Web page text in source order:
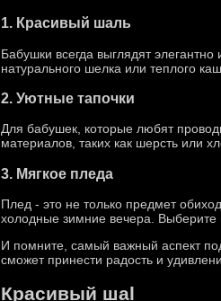
1. Красивый шаль
Бабушки всегда выглядят
натурального шелка или теплого
2. Уютные тапочки
Для бабушек, которые любят
материалов, таких как шерсть или
3. Мягкое пледа
Плед - это не только предмет
холодные зимние вечера. Выберите
И помните, самый важный аспект
сможет принести радость и
Красивый шal